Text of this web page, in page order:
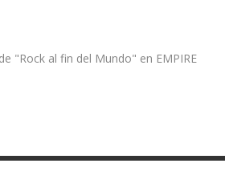
"Rock al fin del Mundo" en EMPIRE